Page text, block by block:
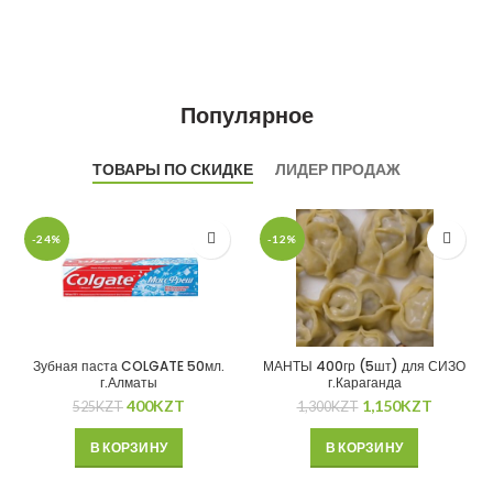
Популярное
ТОВАРЫ ПО СКИДКЕ ЛИДЕР ПРОДАЖ
-24%
Зубная паста COLGATE 50мл.
г.Алматы
525KZT 400KZT
В КОРЗИНУ
-12%
МАНТЫ 400гр (5шт) для СИЗО
г.Караганда
1,300KZT 1,150KZT
В КОРЗИНУ